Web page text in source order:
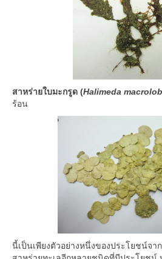
สาหร่ายใบมะกรูด (Halimeda
ร้อน
นี้เป็นเพียงตัวอย่างหนึ่งของประโยชน์จา